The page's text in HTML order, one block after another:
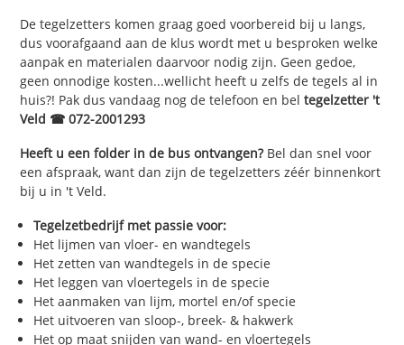
De tegelzetters komen graag goed voorbereid bij u langs,
dus voorafgaand aan de klus wordt met u besproken welke
aanpak en materialen daarvoor nodig zijn. Geen gedoe,
geen onnodige kosten...wellicht heeft u zelfs de tegels al in
huis?! Pak dus vandaag nog de telefoon en beltegelzetter 't
Veld ☎ 072-2001293
Heeft u een folder in de bus ontvangen?Bel dan snel voor
een afspraak, want dan zijn de tegelzetters zéér binnenkort
bij u in 't Veld.
Tegelzetbedrijf met passie voor:
Het lijmen van vloer- en wandtegels
Het zetten van wandtegels in de specie
Het leggen van vloertegels in de specie
Het aanmaken van lijm, mortel en/of specie
Het uitvoeren van sloop-, breek- & hakwerk
Het op maat snijden van wand- en vloertegels